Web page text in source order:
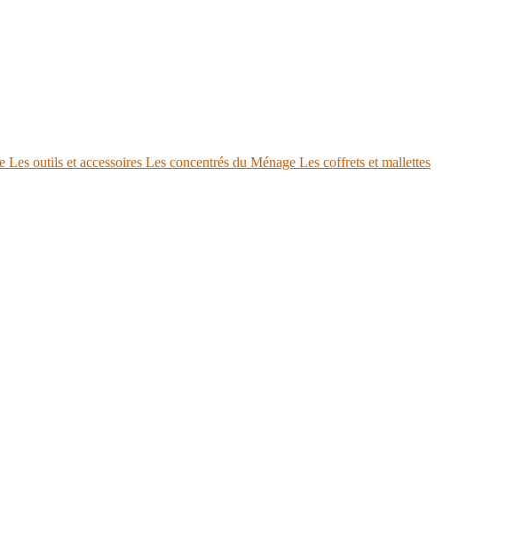
Les outils et accessoires Les concentrés du Ménage Les coffrets et mallettes